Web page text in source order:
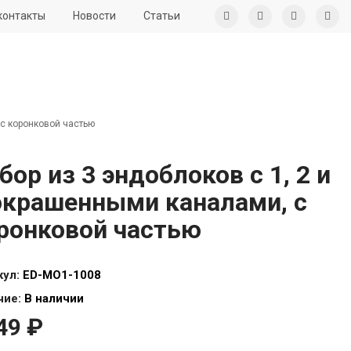
Новости Статьи
коронковой частью
из 3 эндоблоков с 1, 2 и
каналами, с
частью
ED-MO1-1008
В наличии
₽